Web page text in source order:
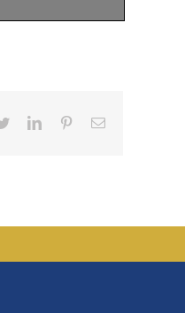
TwitterLinkedInPinterestEmail